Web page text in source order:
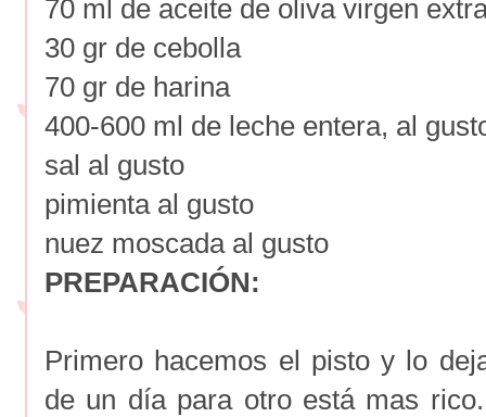
70 ml de aceite de oliva virgen
30 gr de cebolla
70 gr de harina
400-600 ml de leche entera, al
sal al gusto
pimienta al gusto
nuez moscada al gusto
PREPARACIÓN:
Primero hacemos el pisto y lo
de un día para otro está mas